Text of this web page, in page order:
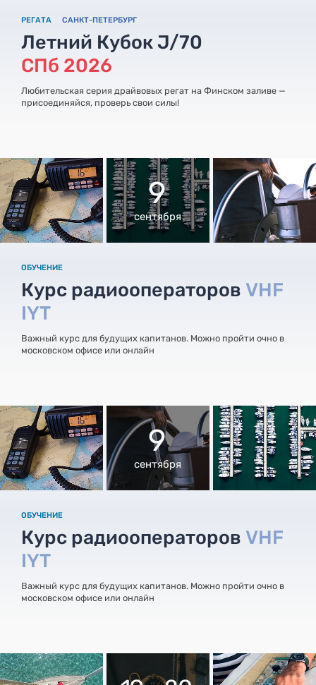
РЕГАТА САНКТ-ПЕТЕРБУРГ
Летний Кубок J/70
СПб 2026
Любительская серия драйвовых регат на Финском заливе —
присоединяйся, проверь свои силы!
9
сентября
ОБУЧЕНИЕ
Курс радиооператоров VHF
IYT
Важный курс для будущих капитанов. Можно пройти очно в
московском офисе или онлайн
9
сентября
ОБУЧЕНИЕ
Курс радиооператоров VHF
IYT
Важный курс для будущих капитанов. Можно пройти очно в
московском офисе или онлайн